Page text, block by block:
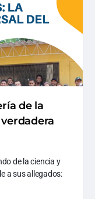
de la
de la ciencia y
a sus allegados: